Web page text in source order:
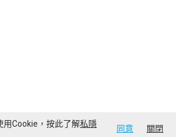
用Cookie，按此了解私隱
同意 關閉